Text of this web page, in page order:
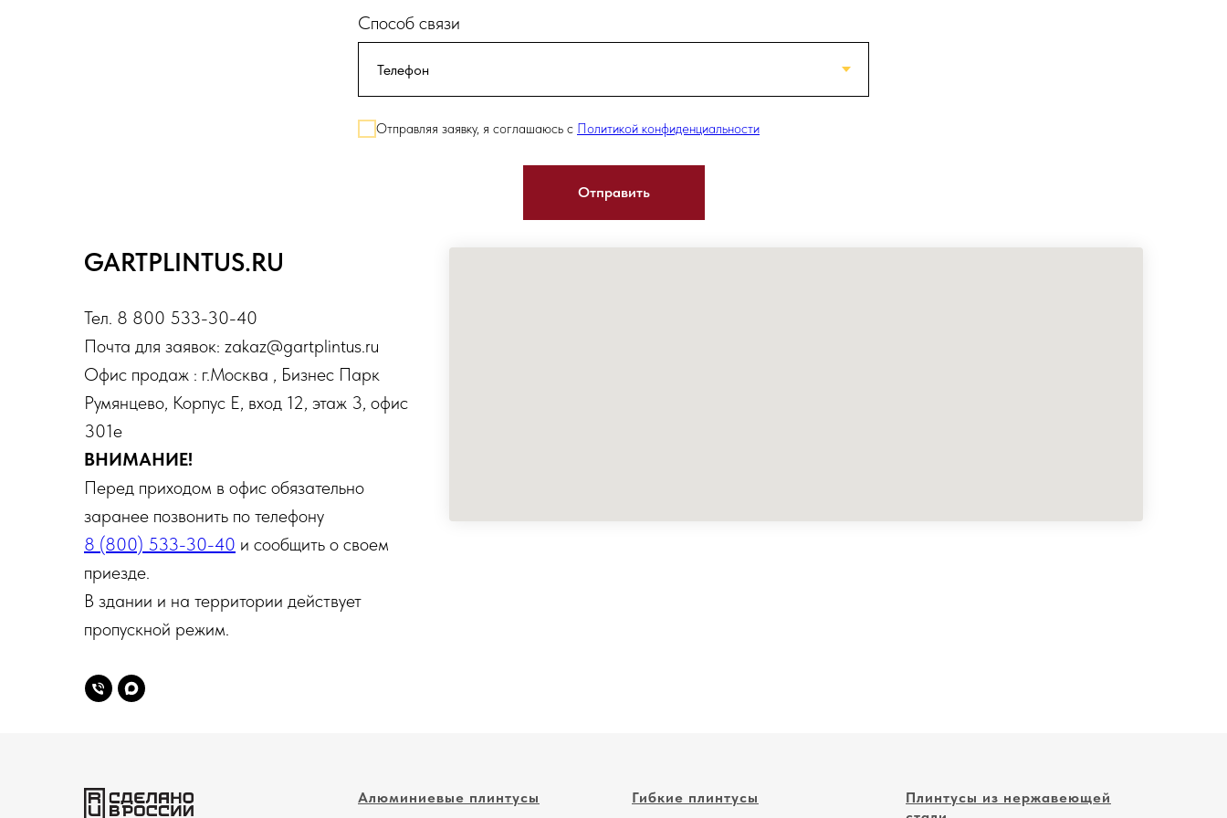
Способ связи
Отправляя заявку, я соглашаюсь с Политикой конфиденциальности
Отправить
GARTPLINTUS.RU
Тел. 8 800 533-30-40
Почта для заявок: zakaz@gartplintus.ru
Офис продаж : г.Москва , Бизнес Парк
Румянцево, Корпус Е, вход 12, этаж 3, офис
301е
ВНИМАНИЕ!
Перед приходом в офис обязательно
заранее позвонить по телефону
8 (800) 533-30-40 и сообщить о своем
приезде.
В здании и на территории действует
пропускной режим.
Алюминиевые плинтусы Гибкие плинтусы
Плинтусы из нержавеющей